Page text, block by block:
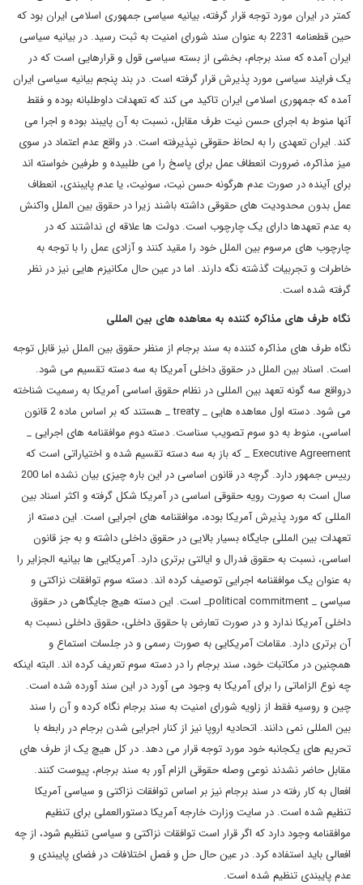
کمتر در ایران مورد توجه قرار گرفته، بیانیه سیاسی جمهوری اسلامی ایران بود که
حین قطعنامه 2231 به عنوان سند شورای امنیت به ثبت رسید. در بیانیه سیاسی
ایران آمده که سند برجام، بخشی از بسته سیاسی قول و قرارهایی است که در
یک فرایند سیاسی مورد پذیرش قرار گرفته است. در بند پنجم بیانیه سیاسی ایران
آمده که جمهوری اسلامی ایران تاکید می کند که تعهدات داوطلبانه بوده و فقط
آنها منوط به اجرای حسن نیت طرف مقابل، نسبت به آن پایبند بوده و اجرا می
کند. ایران تعهدی را به لحاظ حقوقی نپذیرفته است. در واقع عدم اعتماد در سوی
میز مذاکره، ضرورت انعطاف عمل برای پاسخ را می طلبیده و طرفین خواسته اند
برای آینده در صورت عدم هرگونه حسن نیت، سونیت، یا عدم پایبندی، انعطاف
عمل بدون محدودیت های حقوقی داشته باشند زیرا در حقوق بین الملل واکنش
به عدم تعهدها دارای یک چارچوب است. دولت ها علاقه ای نداشتند که در
چارچوب های مرسوم بین الملل خود را مقید کنند و آزادی عمل را با توجه به
خاطرات و تجربیات گذشته نگه دارند. اما در عین حال مکانیزم هایی نیز در نظر
گرفته شده است.
نگاه طرف های مذاکره کننده به معاهده های بین المللی
نگاه طرف های مذاکره کننده به سند برجام از منظر حقوق بین الملل نیز قابل توجه
است. اسناد بین الملل در حقوق داخلی آمریکا به سه دسته تقسیم می شود.
درواقع سه گونه تعهد بین المللی در نظام حقوق اساسی آمریکا به رسمیت شناخته
می شود. دسته اول معاهده هایی _treaty
_ هستند که بر اساس ماده 2 قانون
اساسی، منوط به دو سوم تصویب سناست. دسته دوم موافقنامه های اجرایی _
Executive Agreement_ که باز به سه دسته تقسیم شده و اختیاراتی است که
رییس جمهور دارد. گرچه در قانون اساسی در این باره چیزی بیان نشده اما 200
سال است به صورت رویه حقوقی اساسی در آمریکا شکل گرفته و اکثر اسناد بین
المللی که مورد پذیرش آمریکا بوده، موافقنامه های اجرایی است. این دسته از
تعهدات بین المللی جایگاه بسیار بالایی در حقوق داخلی داشته و به جز قانون
اساسی، نسبت به حقوق فدرال و ایالتی برتری دارد. آمریکایی ها بیانیه الجزایر را
به عنوان یک موافقنامه اجرایی توصیف کرده اند. دسته سوم توافقات نزاکتی و
سیاسی _political commitment_ است. این دسته هیچ جایگاهی در حقوق
داخلی آمریکا ندارد و در صورت تعارض با حقوق داخلی، حقوق داخلی نسبت به
آن برتری دارد. مقامات آمریکایی به صورت رسمی و در جلسات استماع و
همچنین در مکاتبات خود، سند برجام را در دسته سوم تعریف کرده اند. البته اینکه
چه نوع الزاماتی را برای آمریکا به وجود می آورد در این سند آورده شده است.
چین و روسیه فقط از زاویه شورای امنیت به سند برجام نگاه کرده و آن را سند
بین المللی نمی دانند. اتحادیه اروپا نیز از کنار اجرایی شدن برجام در رابطه با
تحریم های یکجانبه خود مورد توجه قرار می دهد. در کل هیچ یک از طرف های
مقابل حاضر نشدند نوعی وصله حقوقی الزام آور به سند برجام، پیوست کنند.
افعال به کار رفته در سند برجام نیز بر اساس توافقات نزاکتی و سیاسی آمریکا
تنظیم شده است. در سایت وزارت خارجه آمریکا دستورالعملی برای تنظیم
موافقنامه وجود دارد که اگر قرار است توافقات نزاکتی و سیاسی تنظیم شود، از چه
افعالی باید استفاده کرد. در عین حال حل و فصل اختلافات در فضای پایبندی و
عدم پایبندی تنظیم شده است.